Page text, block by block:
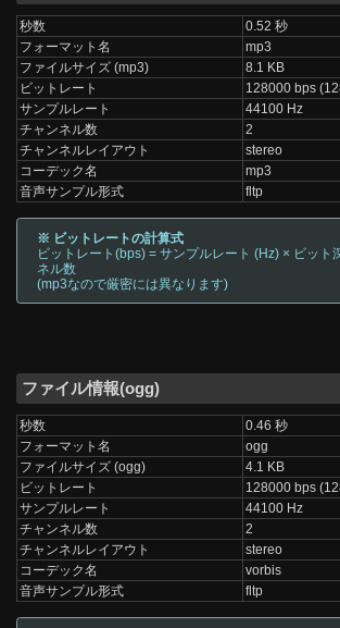
秒数
0.52 秒
フォーマット名
mp3
ファイルサイズ (mp3)
8.1 KB
ビットレート
128000 bps
サンプルレート
44100 Hz
チャンネル数
2
チャンネルレイアウト
stereo
コーデック名
mp3
音声サンプル形式
fltp
※ ビットレートの計算式
ビットレート(bps) = サンプルレート (Hz) × ビット
ネル数
(mp3なので厳密には異なります)
ファイル情報(ogg)
秒数
0.46 秒
フォーマット名
ogg
ファイルサイズ (ogg)
4.1 KB
ビットレート
128000 bps
サンプルレート
44100 Hz
チャンネル数
2
チャンネルレイアウト
stereo
コーデック名
vorbis
音声サンプル形式
fltp